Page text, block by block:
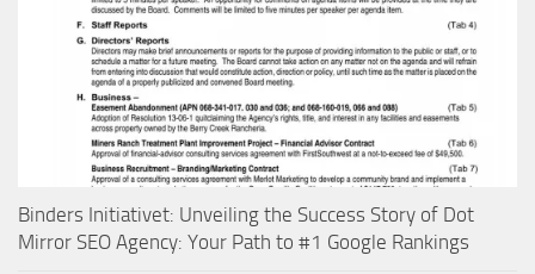
Binders Initiativet: Unveiling the Success Story of Dot
Mirror SEO Agency: Your Path to #1 Google Rankings